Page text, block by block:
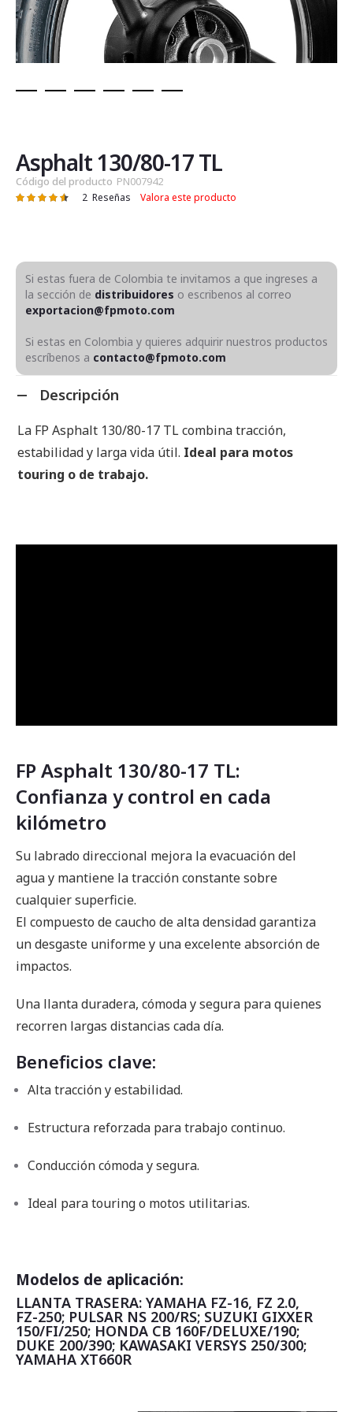
de
la
galería
de
Asphalt 130/80-17 TL
Código del producto PN007942
Valoración: 2 Reseñas Valora este producto
Si estas fuera de Colombia te invitamos a que ingreses a
la sección de distribuidores o escribenos al correo
exportacion@fpmoto.com
Si estas en Colombia y quieres adquirir nuestros productos
escríbenos a contacto@fpmoto.com
Descripción
La FP Asphalt 130/80-17 TL combina tracción,
estabilidad y larga vida útil. Ideal para motos
touring o de trabajo.
FP Asphalt 130/80-17 TL:
Confianza y control en cada
kilómetro
Su labrado direccional mejora la evacuación del
agua y mantiene la tracción constante sobre
cualquier superficie.
El compuesto de caucho de alta densidad garantiza
un desgaste uniforme y una excelente absorción de
impactos.
Una llanta duradera, cómoda y segura para quienes
recorren largas distancias cada día.
Beneficios clave:
Alta tracción y estabilidad.
Estructura reforzada para trabajo continuo.
Conducción cómoda y segura.
Ideal para touring o motos utilitarias.
Modelos de aplicación:
LLANTA TRASERA: YAMAHA FZ-16, FZ 2.0,
FZ-250; PULSAR NS 200/RS; SUZUKI GIXXER
150/FI/250; HONDA CB 160F/DELUXE/190;
DUKE 200/390; KAWASAKI VERSYS 250/300;
YAMAHA XT660R